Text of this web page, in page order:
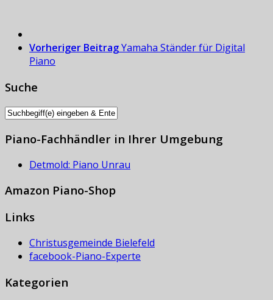
Vorheriger BeitragYamaha Ständer für Digital
Piano
Suche
Piano-Fachhändler in Ihrer Umgebung
Detmold: Piano Unrau
Amazon Piano-Shop
Links
Christusgemeinde Bielefeld
facebook-Piano-Experte
Kategorien